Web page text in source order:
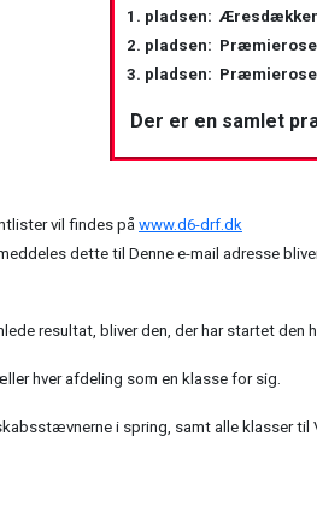
1. pladsen:
2. pladsen:
3. pladsen:
Der er en samlet
vil findes på www.d6-drf.dk
dette til Denne e-mail adresse
resultat, bliver den, der har startet
hver afdeling som en klasse for sig.
i spring, samt alle klasser til